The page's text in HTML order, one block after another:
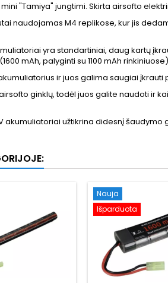
"Tamiya" jungtimi. Skirta airsofto
naudojamas M4 replikose, kur jis
yra standartiniai, daug kartų
mAh, palyginti su 1100 mAh
ir juos galima saugiai įkrauti
ginklų, todėl juos galite naudoti ir
akumuliatoriai užtikrina didesnį
Nauja
Išparduota